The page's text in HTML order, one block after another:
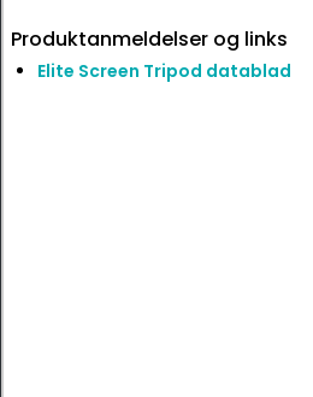
Produktanmeldelser og links
Elite Screen Tripod datablad